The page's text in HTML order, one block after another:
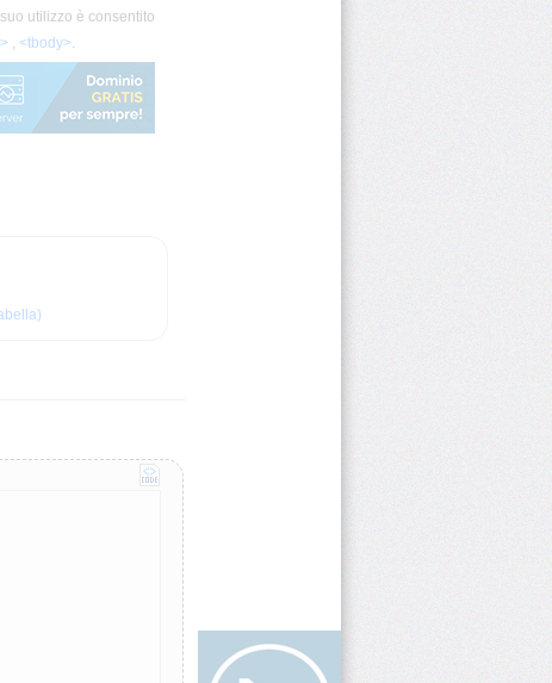
utilizzo è consentito
, <tbody>.